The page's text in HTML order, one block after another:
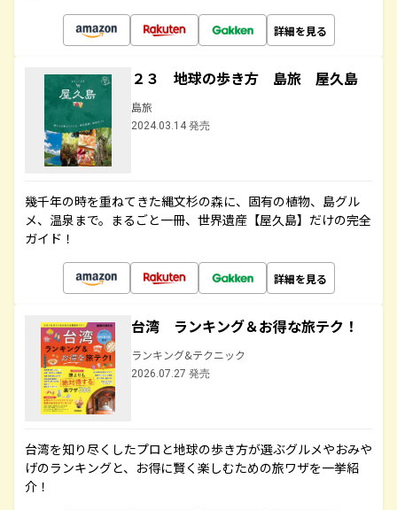
詳細を見る
２３ 地球の歩き方 島旅 屋久島
島旅
2024.03.14 発売
幾千年の時を重ねてきた縄文杉の森に、固有の植物、島グル
メ、温泉まで。まるごと一冊、世界遺産【屋久島】だけの完全
ガイド！
詳細を見る
台湾 ランキング＆お得な旅テク！
ランキング&テクニック
2026.07.27 発売
台湾を知り尽くしたプロと地球の歩き方が選ぶグルメやおみや
げのランキングと、お得に賢く楽しむための旅ワザを一挙紹
介！